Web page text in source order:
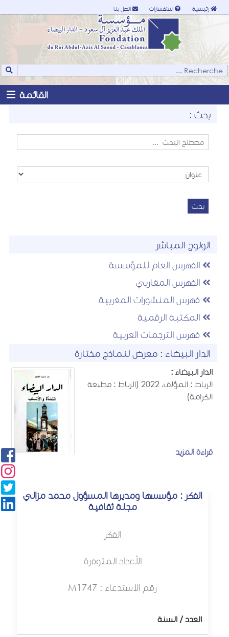
رئيسية
استفسارات اتصل بنا
القائمة
بحث :
بحث
الولوج المباشر
الفهرس العام للمؤسسة
الفهرس المغاربي
فهرس المنشورات المغربية
المكتبة الرقمية
فهرس الترجمات العربية
الدار البيضاء : معرض لنماذج مختارة
الدار البيضاء :
الرباط : المؤلف، 2022 (الرباط : مطبعة
الكرامة)
قراءة المزيد
الفكر : مؤسسها ومديرها المسؤول محمد مزالي
مجلة ثقافية
الفكر
الأعداد المتوفرة
رقم الاستدعاء : M1747
العدد / السنة